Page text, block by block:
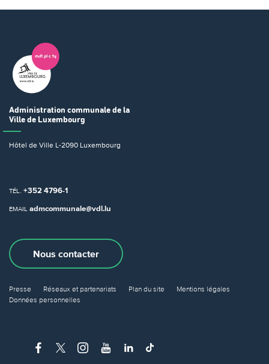
Administration communale de la
Ville de Luxembourg
Hôtel de Ville L-2090 Luxembourg
TÉL. +352 4796-1
EMAIL admcommunale@vdl.lu
Nous contacter
Presse Réseaux et partenariats Plan du site
Mentions légales
Données personnelles